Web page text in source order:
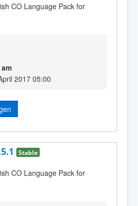
CO Language Pack for
2017 05:00
Stable
CO Language Pack for